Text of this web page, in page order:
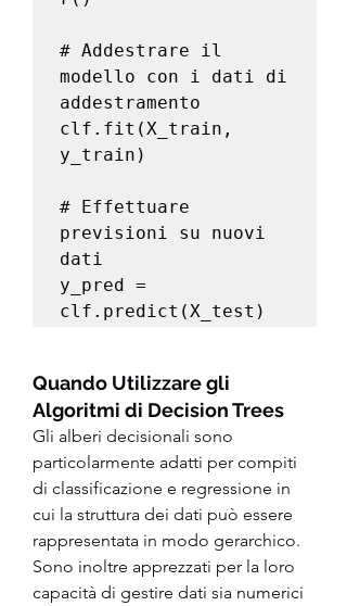
# Addestrare il
modello con i dati di
addestramento
clf.fit(X_train,
y_train)
# Effettuare
previsioni su nuovi
dati
y_pred =
clf.predict(X_test)
Quando Utilizzare gli
Algoritmi di Decision Trees
Gli alberi decisionali sono
particolarmente adatti per compiti
di classificazione e regressione in
cui la struttura dei dati può essere
rappresentata in modo gerarchico.
Sono inoltre apprezzati per la loro
capacità di gestire dati sia numerici